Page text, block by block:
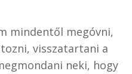
mindentől megóvni,
visszatartani a
neki, hogy